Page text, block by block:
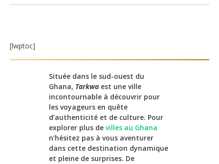
[lwptoc]
Située dans le sud-ouest du
Ghana, Tarkwa est une ville
incontournable à découvrir pour
les voyageurs en quête
d’authenticité et de culture. Pour
explorer plus de villes au Ghana
n’hésitez pas à vous aventurer
dans cette destination dynamique
et pleine de surprises. De